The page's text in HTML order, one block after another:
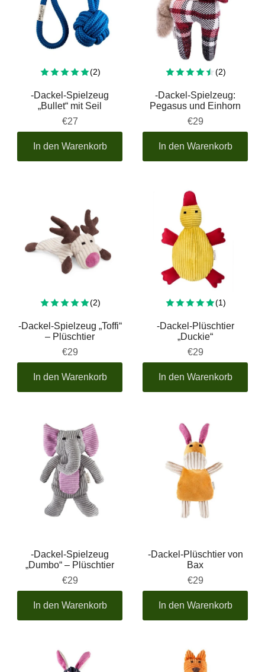
(2)Insgesamt 2 Bewertungen
-Dackel-Spielzeug
„Bullet“ mit Seil
€27
In den Warenkorb
(2)
-Dackel-Spielzeug:
Pegasus und Einhorn
€29
In den Warenkorb
(2)Insgesamt 2 Bewertungen
-Dackel-Spielzeug „Toffi“
– Plüschtier
€29
In den Warenkorb
(1)
-Dackel-Plüschtier
„Duckie“
€29
In den Warenkorb
-Dackel-Spielzeug
„Dumbo“ – Plüschtier
€29
In den Warenkorb
-Dackel-Plüschtier von
Bax
€29
In den Warenkorb